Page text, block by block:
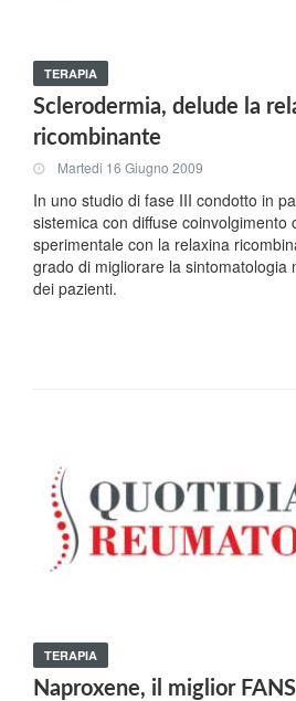
TERAPIA
Sclerodermia, delude la
ricombinante
Martedi 16 Giugno 2009
In uno studio di fase III condotto in
sistemica con diffuse coinvolgimento
sperimentale con la relaxina
grado di migliorare la sintomatologia
dei pazienti.
TERAPIA
Naproxene, il miglior